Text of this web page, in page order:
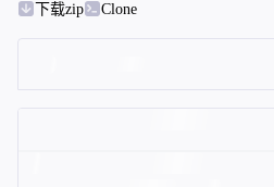
下载zip
Clone